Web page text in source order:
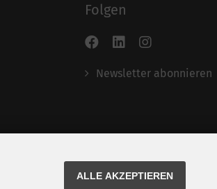
Folgen
Newsletter abonnieren
ALLE AKZEPTIEREN